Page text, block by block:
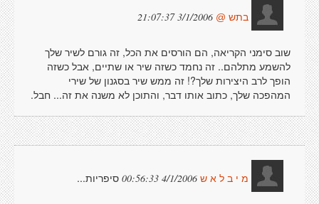
בתש @ 3/1/2006 21:07:37
שוב סימני הקריאה, הם הורסים את הכל, זה גורם לשיר שלך
להשמע מתלהם.. זה נחמד כשזה שיר או שתיים, אבל כשזה
הופך לרב היצירות שלך?! זה ממש שיר בסגנון של שירי
המהפכה שלך, כתוב אותו דבר, והתוכן לא משנה את זה... חבל.
מ י ב ל א ש 4/1/2006 00:56:33 סיפריות...